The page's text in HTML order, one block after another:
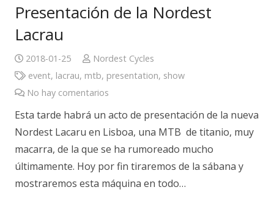
Presentación de la Nordest
Lacrau
2018-01-25
Nordest Cycles
event, lacrau, mtb, presentation, show
No hay comentarios
Esta tarde habrá un acto de presentación de la nueva
Nordest Lacaru en Lisboa, una MTB de titanio, muy
macarra, de la que se ha rumoreado mucho
últimamente. Hoy por fin tiraremos de la sábana y
mostraremos esta máquina en todo…